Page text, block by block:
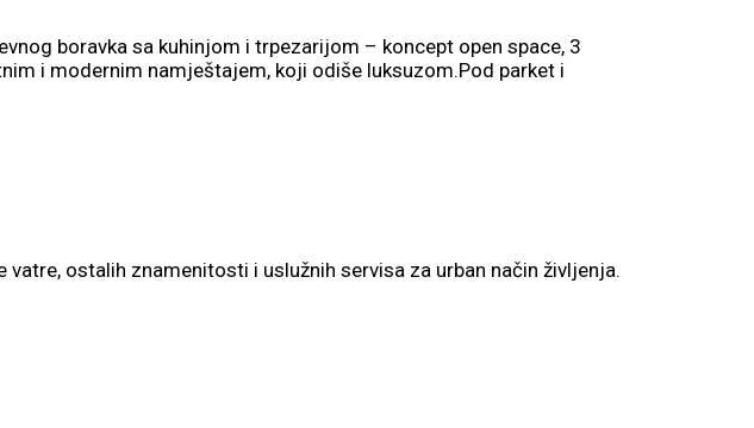
boravka sa kuhinjom i trpezarijom – koncept open space, 3
i modernim namještajem, koji odiše luksuzom.Pod parket i
ostalih znamenitosti i uslužnih servisa za urban način življenja.